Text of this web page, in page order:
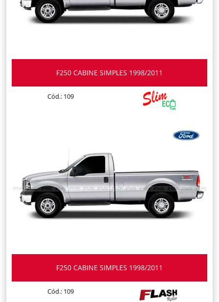
F250 CABINE SIMPLES 1998/2011
Cód.: 109
F250 CABINE SIMPLES 1998/2011
Cód.: 109